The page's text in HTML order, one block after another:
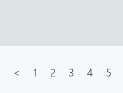
< 1 2 3 4 5